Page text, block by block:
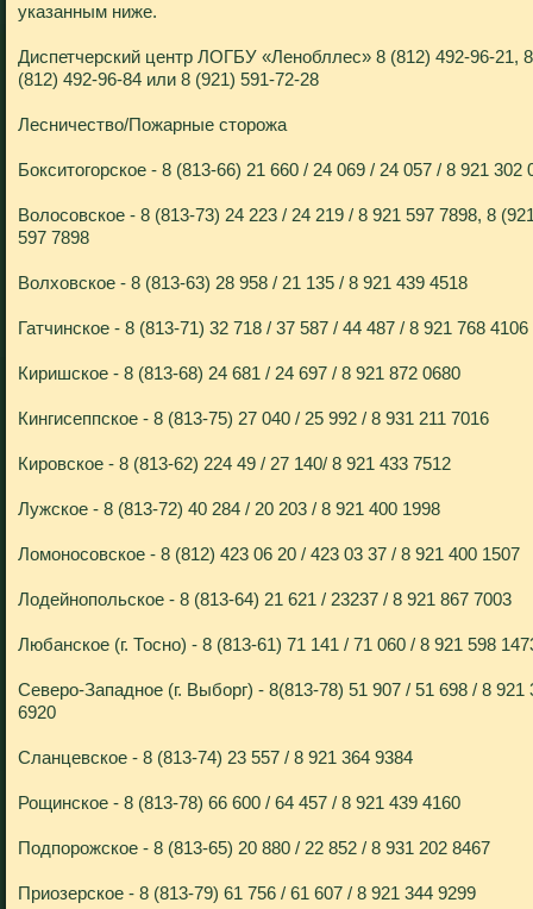
указанным ниже.
Диспетчерский центр ЛОГБУ «Ленобллес» 8 (812) 492-96-21, 8
(812) 492-96-84 или 8 (921) 591-72-28
Лесничество/Пожарные сторожа
Бокситогорское - 8 (813-66) 21 660 / 24 069 / 24 057 / 8 921 302
Волосовское - 8 (813-73) 24 223 / 24 219 / 8 921 597 7898, 8
597 7898
Волховское - 8 (813-63) 28 958 / 21 135 / 8 921 439 4518
Гатчинское - 8 (813-71) 32 718 / 37 587 / 44 487 / 8 921 768 4106
Киришское - 8 (813-68) 24 681 / 24 697 / 8 921 872 0680
Кингисеппское - 8 (813-75) 27 040 / 25 992 / 8 931 211 7016
Кировское - 8 (813-62) 224 49 / 27 140/ 8 921 433 7512
Лужское - 8 (813-72) 40 284 / 20 203 / 8 921 400 1998
Ломоносовское - 8 (812) 423 06 20 / 423 03 37 / 8 921 400 1507
Лодейнопольское - 8 (813-64) 21 621 / 23237 / 8 921 867 7003
Любанское (г. Тосно) - 8 (813-61) 71 141 / 71 060 / 8 921 598
Северо-Западное (г. Выборг) - 8(813-78) 51 907 / 51 698 / 8 921
6920
Сланцевское - 8 (813-74) 23 557 / 8 921 364 9384
Рощинское - 8 (813-78) 66 600 / 64 457 / 8 921 439 4160
Подпорожское - 8 (813-65) 20 880 / 22 852 / 8 931 202 8467
Приозерское - 8 (813-79) 61 756 / 61 607 / 8 921 344 9299